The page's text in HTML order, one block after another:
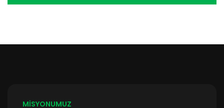
MİSYONUMUZ